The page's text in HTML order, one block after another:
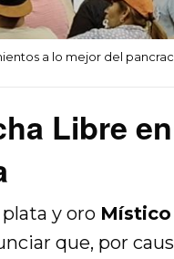
a lo mejor del
Libre en
y oro Místico
que, por